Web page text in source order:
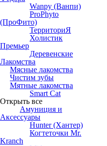
Wanpy (Ванпи)
ProPhyto
(ПроФито)
ТерриториЯ
Холистик
Премьер
Деревенские
Лакомства
Мясные лакомства
Чистим зубы
Мятные лакомства
Smart Cat
Открыть все
Амуниция и
Аксессуары
Hunter (Хантер)
Когтеточки Mr.
Kranch